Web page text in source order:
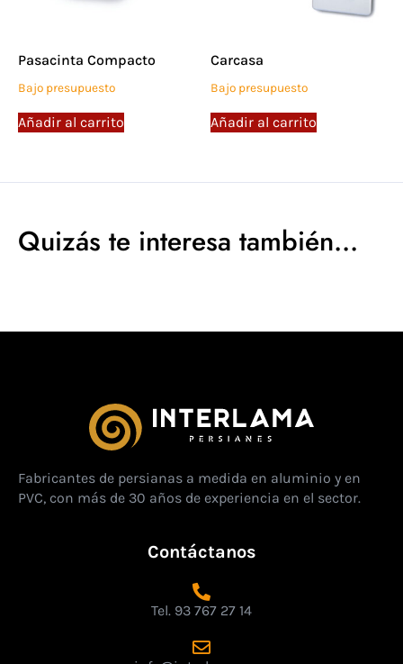
Pasacinta Compacto
Bajo presupuesto
Añadir al carrito
Carcasa
Bajo presupuesto
Añadir al carrito
Quizás te interesa también...
Fabricantes de persianas a medida en aluminio y en
PVC, con más de 30 años de experiencia en el sector.
Contáctanos
Tel. 93 767 27 14